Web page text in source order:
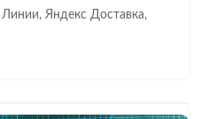
Яндекс Доставка,